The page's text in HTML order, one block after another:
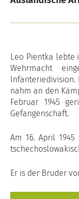
Leo Pientka lebte
Wehrmacht
Infanteriedivision.
nahm an den
Februar 1945
Gefangenschaft.
Am 16. April
Er is der Bruder